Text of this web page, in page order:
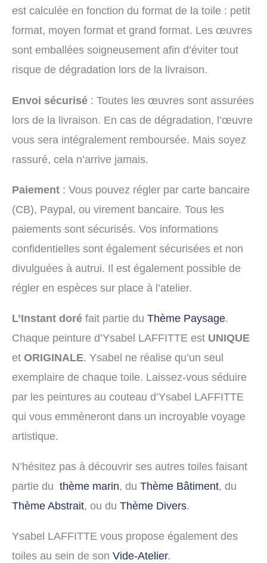
est calculée en fonction du format de la toile : petit
format, moyen format et grand format. Les œuvres
sont emballées soigneusement afin d’éviter tout
risque de dégradation lors de la livraison.
Envoi sécurisé : Toutes les œuvres sont assurées
lors de la livraison. En cas de dégradation, l’œuvre
vous sera intégralement remboursée. Mais soyez
rassuré, cela n’arrive jamais.
Paiement : Vous pouvez régler par carte bancaire
(CB), Paypal, ou virement bancaire. Tous les
paiements sont sécurisés. Vos informations
confidentielles sont également sécurisées et non
divulguées à autrui. Il est également possible de
régler en espèces sur place à l’atelier.
L’Instant doré fait partie du Thème Paysage.
Chaque peinture d’Ysabel LAFFITTE est UNIQUE
et ORIGINALE. Ysabel ne réalise qu’un seul
exemplaire de chaque toile. Laissez-vous séduire
par les peintures au couteau d’Ysabel LAFFITTE
qui vous emmèneront dans un incroyable voyage
artistique.
N’hésitez pas à découvrir ses autres toiles faisant
partie du thème marin, du Thème Bâtiment, du
Thème Abstrait, ou du Thème Divers.
Ysabel LAFFITTE vous propose également des
toiles au sein de son Vide-Atelier.